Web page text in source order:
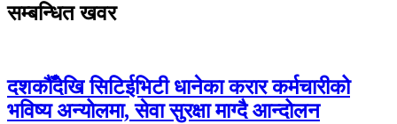
सम्बन्धित खवर
दशकौँदेखि सिटिईभिटी धानेका करार कर्मचारीको
भविष्य अन्योलमा, सेवा सुरक्षा माग्दै आन्दोलन